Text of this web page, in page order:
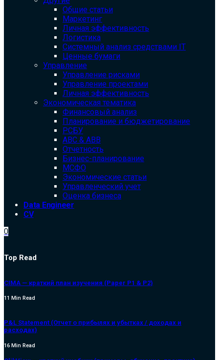
Общие статьи
Маркетинг
Личная эффективность
Логистика
Системный анализ средствами IT
Ценные бумаги
Управление
Управление рисками
Управление проектами
Личная эффективность
Экономическая тематика
Финансовый анализ
Планирование и бюджетирование
РСБУ
ABC & ABB
Отчетность
Бизнес-планирование
МСФО
Экономические статьи
Управленческий учет
Оценка бизнеса
Data Engineer
CV
0
Top Read
CIMA — краткий план изучения (Paper P1 & P2)
11 Min Read
P&L Statement (Отчет о прибылях и убытках / доходах и
расходах)
16 Min Read